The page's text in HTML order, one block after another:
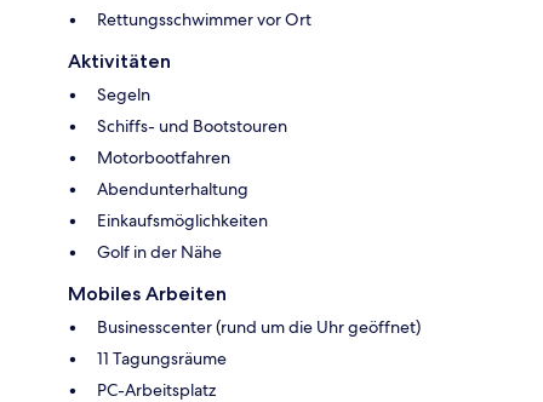
Rettungsschwimmer vor Ort
Aktivitäten
Segeln
Schiffs- und Bootstouren
Motorbootfahren
Abendunterhaltung
Einkaufsmöglichkeiten
Golf in der Nähe
Mobiles Arbeiten
Businesscenter (rund um die Uhr geöffnet)
11 Tagungsräume
PC-Arbeitsplatz